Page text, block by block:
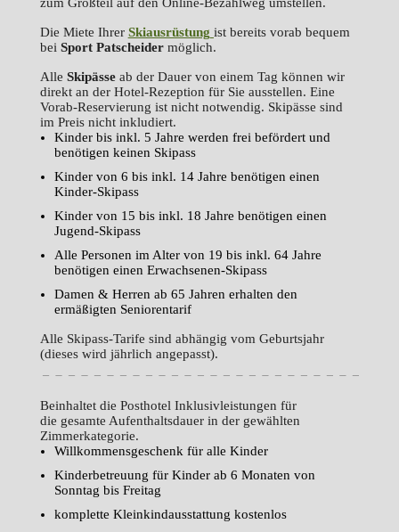
Die Miete Ihrer Skiausrüstung ist bereits vorab bequem
bei Sport Patscheider möglich.
Alle Skipässe ab der Dauer von einem Tag können wir
direkt an der Hotel-Rezeption für Sie ausstellen. Eine
Vorab-Reservierung ist nicht notwendig. Skipässe sind
im Preis nicht inkludiert.
Kinder bis inkl. 5 Jahre werden frei befördert und
benötigen keinen Skipass
Kinder von 6 bis inkl. 14 Jahre benötigen einen
Kinder-Skipass
Kinder von 15 bis inkl. 18 Jahre benötigen einen
Jugend-Skipass
Alle Personen im Alter von 19 bis inkl. 64 Jahre
benötigen einen Erwachsenen-Skipass
Damen & Herren ab 65 Jahren erhalten den
ermäßigten Seniorentarif
Alle Skipass-Tarife sind abhängig vom Geburtsjahr
(dieses wird jährlich angepasst).
Beinhaltet die Posthotel Inklusivleistungen für
die gesamte Aufenthaltsdauer in der gewählten
Zimmerkategorie.
Willkommensgeschenk für alle Kinder
Kinderbetreuung für Kinder ab 6 Monaten von
Sonntag bis Freitag
komplette Kleinkindausstattung kostenlos